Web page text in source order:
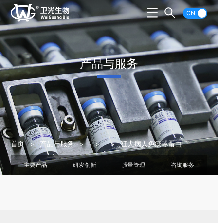
CN
产品与服务
首页 产品与服务 狂犬病人免疫球蛋白
主要产品 研发创新 质量管理 咨询服务